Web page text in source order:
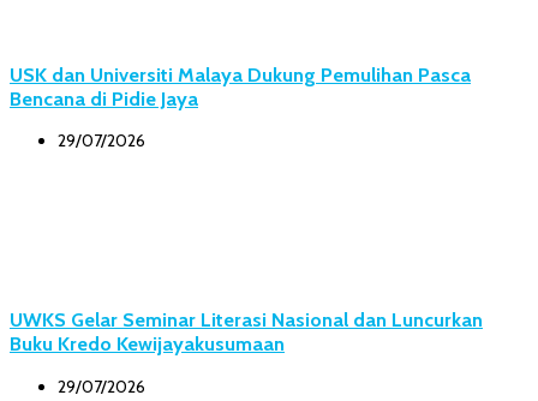
USK dan Universiti Malaya Dukung Pemulihan Pasca
Bencana di Pidie Jaya
29/07/2026
UWKS Gelar Seminar Literasi Nasional dan Luncurkan
Buku Kredo Kewijayakusumaan
29/07/2026